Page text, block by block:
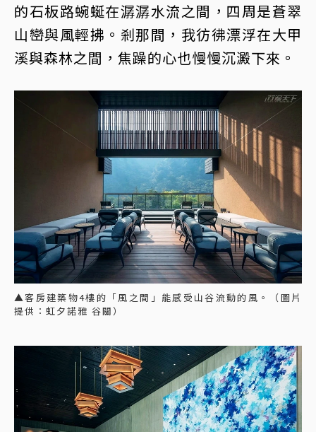
的石板路蜿蜒在潺潺水流之間，四周是蒼翠
山巒與風輕拂。剎那間，我彷彿漂浮在大甲
溪與森林之間，焦躁的心也慢慢沉澱下來。
▲客房建築物4樓的「風之間」能感受山谷流動的風。（圖片
提供：虹夕諾雅 谷關）